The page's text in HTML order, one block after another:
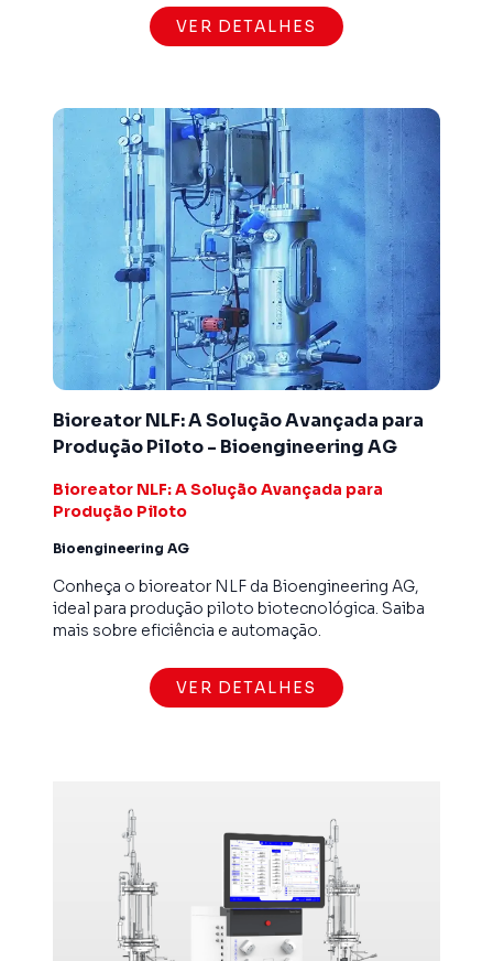
VER DETALHES
Bioreator NLF: A Solução Avançada para
Produção Piloto - Bioengineering AG
Bioreator NLF: A Solução Avançada para
Produção Piloto
Bioengineering AG
Conheça o bioreator NLF da Bioengineering AG,
ideal para produção piloto biotecnológica. Saiba
mais sobre eficiência e automação.
VER DETALHES